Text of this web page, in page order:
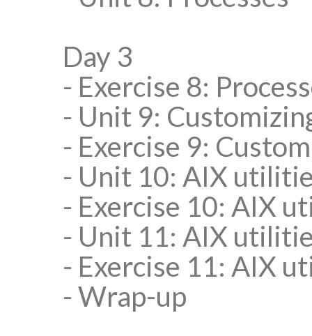
Day 3
- Exercise 8:
- Unit 9:
- Exercise 9:
- Unit 10: AIX
- Exercise 10: AIX
- Unit 11: AIX
- Exercise 11: AIX
- Wrap-up